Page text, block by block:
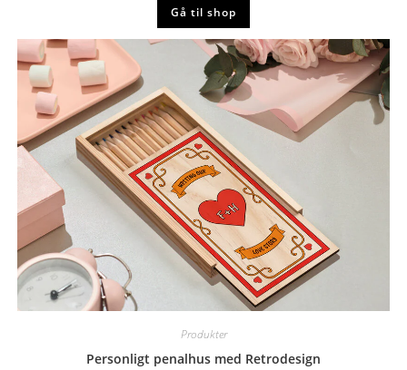
Gå til shop
Produkter
Personligt penalhus med Retrodesign